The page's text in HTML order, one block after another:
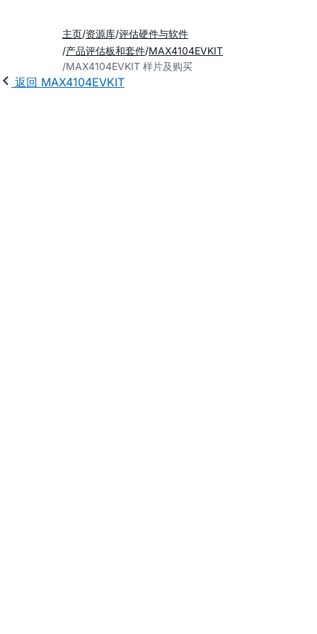
主页 资源库 评估硬件与软件
产品评估板和套件 MAX4104EVKIT
MAX4104EVKIT 样片及购买
返回 MAX4104EVKIT